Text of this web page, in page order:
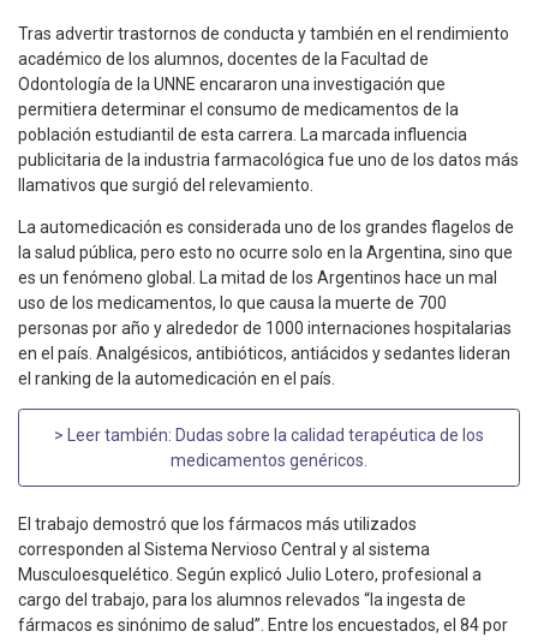
Tras advertir trastornos de conducta y también en el rendimiento
académico de los alumnos, docentes de la Facultad de
Odontología de la UNNE encararon una investigación que
permitiera determinar el consumo de medicamentos de la
población estudiantil de esta carrera. La marcada influencia
publicitaria de la industria farmacológica fue uno de los datos más
llamativos que surgió del relevamiento.
La automedicación es considerada uno de los grandes flagelos de
la salud pública, pero esto no ocurre solo en la Argentina, sino que
es un fenómeno global. La mitad de los Argentinos hace un mal
uso de los medicamentos, lo que causa la muerte de 700
personas por año y alrededor de 1000 internaciones hospitalarias
en el país. Analgésicos, antibióticos, antiácidos y sedantes lideran
el ranking de la automedicación en el país.
> Leer también: Dudas sobre la calidad terapéutica de los
medicamentos genéricos
El trabajo demostró que los fármacos más utilizados
corresponden al Sistema Nervioso Central y al sistema
Musculoesquelético. Según explicó Julio Lotero, profesional a
cargo del trabajo, para los alumnos relevados “la ingesta de
fármacos es sinónimo de salud”. Entre los encuestados, el 84 por